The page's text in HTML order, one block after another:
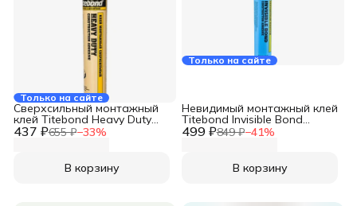
Только на сайте
437 ₽655 ₽−33%
Сверхсильный монтажный
клей Titebond Heavy Duty
желтый картридж 5261
В корзину
Только на сайте
499 ₽849 ₽−41%
Невидимый монтажный клей
Titebond Invisible Bond
голубой картридж 57451
В корзину